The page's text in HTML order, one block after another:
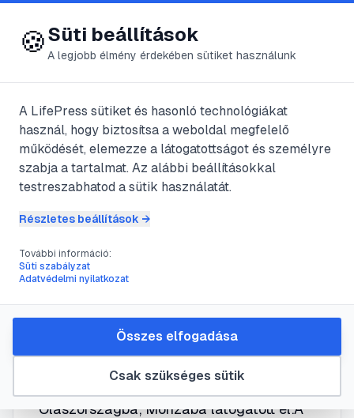
😍 LifePress
@hinet
2011. szeptember 11. perc olvasás
Forma 1-Olasz
Nagydíj
#Alonso
Újabb Redbull fölény. Nem rég futott le a
soron következő Formula1-es nagydíj
időmérő edzése. A mezőny
Olaszországba, Monzába látogatott el.A
🍪Süti beállítások
A legjobb élmény érdekében sütiket használunk
A LifePress sütiket és hasonló technológiákat
használ, hogy biztosítsa a weboldal megfelelő
működését, elemezze a látogatottságot és személyre
szabja a tartalmat. Az alábbi beállításokkal
testreszabhatod a sütik használatát.
Részletes beállítások →
További információ:
Süti szabályzat
Adatvédelmi nyilatkozat
Csak szükséges sütik
Összes elfogadása